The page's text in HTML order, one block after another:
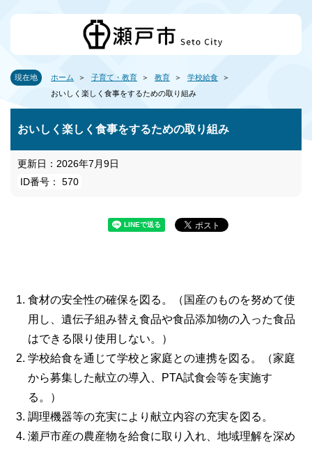
現在地 ホーム 子育て・教育 教育
学校給食
おいしく楽しく食事をするための取り組み
おいしく楽しく食事をするための取り組み
更新日：2026年7月9日
ID番号： 570
食材の安全性の確保を図る。（国産のものを努めて使
用し、遺伝子組み替え食品や食品添加物の入った食品
はできる限り使用しない。）
学校給食を通じて学校と家庭との連携を図る。（家庭
から募集した献立の導入、PTA試食会等を実施す
る。）
調理機器等の充実により献立内容の充実を図る。
瀬戸市産の農産物を給食に取り入れ、地域理解を深め